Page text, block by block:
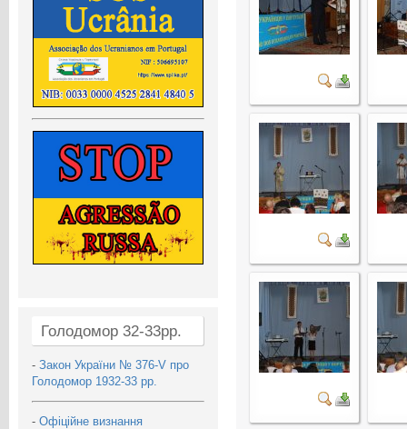
Голодомор 32-33рр.
- Закон України № 376-V про
Голодомор 1932-33 рр.
- Офіційне визнання